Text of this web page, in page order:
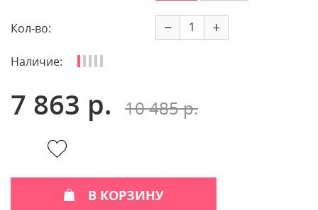
Кол-во: − +
Наличие:
7 863 р. 10 485 р.
В КОРЗИНУ